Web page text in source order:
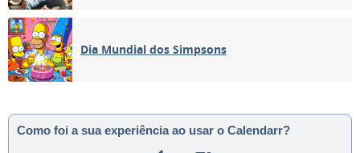
Dia Mundial dos Simpsons
Como foi a sua experiência ao usar o Calendarr?